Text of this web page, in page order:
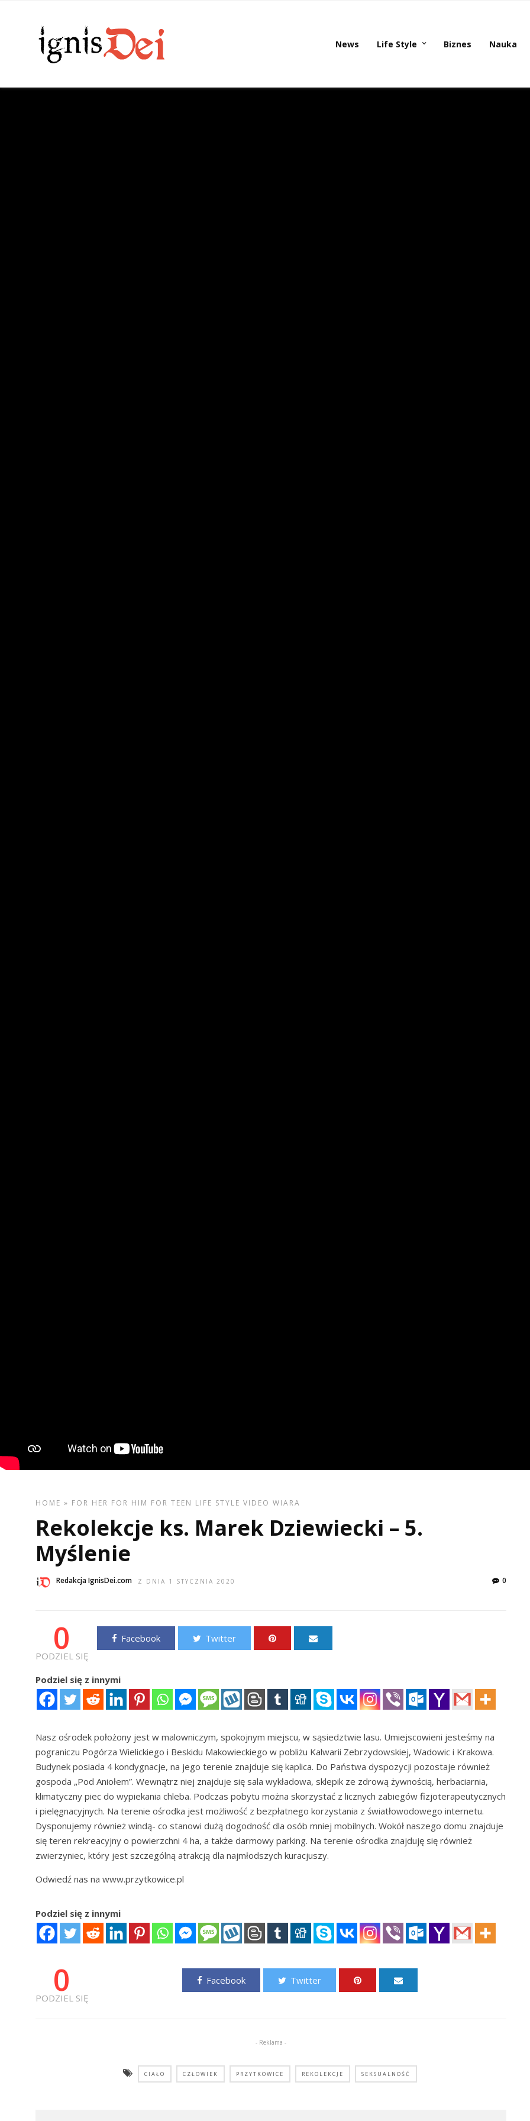
News Life Style Biznes Nauka
HOME » FOR HER FOR HIM FOR TEEN LIFE STYLE VIDEO WIARA
Rekolekcje ks. Marek Dziewiecki – 5.
Myślenie
Redakcja IgnisDei.com Z DNIA 1 STYCZNIA 2020 0
0
PODZIEL SIĘ
Facebook Twitter
Podziel się z innymi
Nasz ośrodek położony jest w malowniczym, spokojnym miejscu, w sąsiedztwie lasu. Umiejscowieni jesteśmy na
pograniczu Pogórza Wielickiego i Beskidu Makowieckiego w pobliżu Kalwarii Zebrzydowskiej, Wadowic i Krakowa.
Budynek posiada 4 kondygnacje, na jego terenie znajduje się kaplica. Do Państwa dyspozycji pozostaje również
gospoda „Pod Aniołem”. Wewnątrz niej znajduje się sala wykładowa, sklepik ze zdrową żywnością, herbaciarnia,
klimatyczny piec do wypiekania chleba. Podczas pobytu można skorzystać z licznych zabiegów fizjoterapeutycznych
i pielęgnacyjnych. Na terenie ośrodka jest możliwość z bezpłatnego korzystania z światłowodowego internetu.
Dysponujemy również windą- co stanowi dużą dogodność dla osób mniej mobilnych. Wokół naszego domu znajduje
się teren rekreacyjny o powierzchni 4 ha, a także darmowy parking. Na terenie ośrodka znajduję się również
zwierzyniec, który jest szczególną atrakcją dla najmłodszych kuracjuszy.
Odwiedź nas na www.przytkowice.pl
Podziel się z innymi
0
PODZIEL SIĘ
Facebook Twitter
- Reklama -
CIAŁO CZŁOWIEK PRZYTKOWICE REKOLEKCJE SEKSUALNOŚĆ